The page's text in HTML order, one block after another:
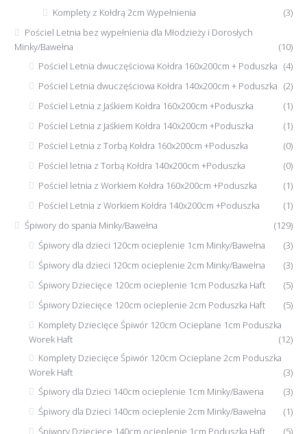
Komplety z Kołdrą 2cm Wypełnienia
(3)
Pościel Letnia bez wypełnienia dla Młodzieży i Dorosłych
Minky/Bawełna
(10)
Pościel Letnia dwuczęściowa Kołdra 160x200cm + Poduszka (4)
Pościel Letnia dwuczęściowa Kołdra 140x200cm + Poduszka (2)
Pościel Letnia z Jaśkiem Kołdra 160x200cm +Poduszka
(1)
Pościel Letnia z Jaśkiem Kołdra 140x200cm +Poduszka
(1)
Pościel Letnia z Torbą Kołdra 160x200cm +Poduszka
(0)
Pościel letnia z Torbą Kołdra 140x200cm +Poduszka
(0)
Pościel letnia z Workiem Kołdra 160x200cm +Poduszka
(1)
Pościel Letnia z Workiem Kołdra 140x200cm +Poduszka
(1)
Śpiwory do spania Minky/Bawełna
(129)
Śpiwory dla dzieci 120cm ocieplenie 1cm Minky/Bawełna
(3)
Śpiwory dla dzieci 120cm ocieplenie 2cm Minky/Bawełna
(3)
Śpiwory Dziecięce 120cm ocieplenie 1cm Poduszka Haft
(5)
Śpiwory Dziecięce 120cm ocieplenie 2cm Poduszka Haft
(5)
Komplety Dziecięce Śpiwór 120cm Ocieplane 1cm Poduszka
Worek Haft
(12)
Komplety Dziecięce Śpiwór 120cm Ocieplane 2cm Poduszka
Worek Haft
(3)
Śpiwory dla Dzieci 140cm ocieplenie 1cm Minky/Bawena
(3)
Śpiwory dla Dzieci 140cm ocieplenie 2cm Minky/Bawełna
(1)
Śpiwory Dziecięce 140cm ocieplenie 1cm Poduszka Haft
(5)